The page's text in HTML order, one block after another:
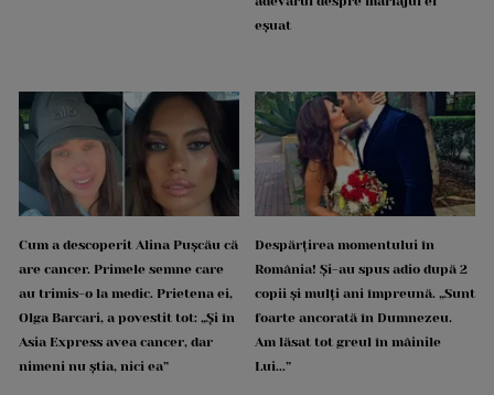
eșuat
Cum a descoperit Alina Pușcău că
are cancer. Primele semne care
au trimis-o la medic. Prietena ei,
Olga Barcari, a povestit tot: „Și în
Asia Express avea cancer, dar
nimeni nu știa, nici ea”
Despărțirea momentului în
România! Și-au spus adio după 2
copii și mulți ani împreună. „Sunt
foarte ancorată în Dumnezeu.
Am lăsat tot greul în mâinile
Lui...”